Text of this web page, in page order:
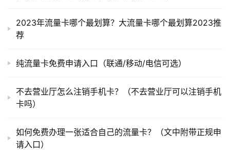
2023年流量卡哪个最划算？大流量卡哪个最划算2023推
荐
纯流量卡免费申请入口（联通/移动/电信可选）
不去营业厅怎么注销手机卡？（不去营业厅可以注销手机
卡吗）
如何免费办理一张适合自己的流量卡？（文中附带正规申
请入口）